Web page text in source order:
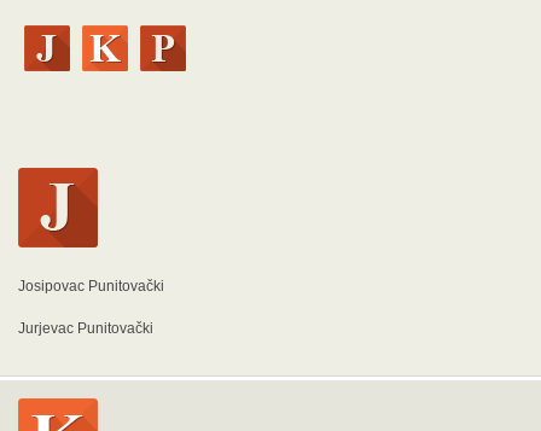
Josipovac Punitovački
Jurjevac Punitovački